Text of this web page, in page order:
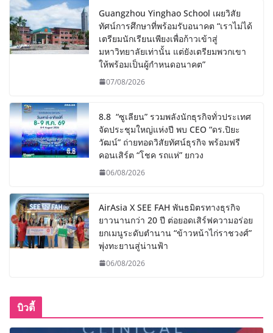
Guangzhou Yinghao School เผยวิสัย
ทัศน์การศึกษาที่พร้อมรับอนาคต “เราไม่ได้
เตรียมนักเรียนเพียงเพื่อก้าวเข้าสู่
มหาวิทยาลัยเท่านั้น แต่ยังเตรียมพวกเขา
ให้พร้อมเป็นผู้กำหนดอนาคต”
07/08/2026
8.8 “ซูเลียน” รวมพลังนักธุรกิจทั่วประเทศ
จัดประชุมใหญ่แห่งปี พบ CEO “ดร.ปิยะ
วัฒน์” ถ่ายทอดวิสัยทัศน์ธุรกิจ พร้อมฟรี
คอนเสิร์ต “โชค รถแห่” ยกวง
06/08/2026
AirAsia X SEE FAH พันธมิตรทางธุรกิจ
ยาวนานกว่า 20 ปี ต่อยอดเสิร์ฟความอร่อย
ยกเมนูระดับตำนาน “ข้าวหน้าไก่ราชวงศ์”
พุ่งทะยานสู่น่านฟ้า
06/08/2026
บิวตี้